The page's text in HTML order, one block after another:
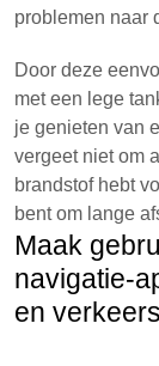
problemen naar
Door deze
met een lege
je genieten van
vergeet niet om
brandstof hebt
bent om lange
Maak
navigatie-
en